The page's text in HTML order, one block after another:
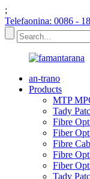
;
Telefaonina: 0086 -
an-trano
Products
MTP
Tady
Fibre
Fiber
Fibre
Fibre
Fiber
Tady